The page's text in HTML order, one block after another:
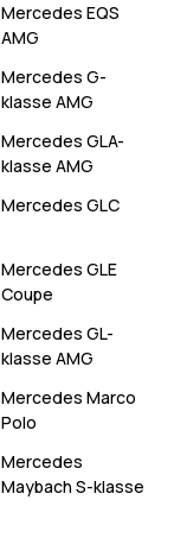
Mercedes EQS
AMG
Mercedes G-
klasse AMG
Mercedes GLA-
klasse AMG
Mercedes GLC
Mercedes GLE
Coupe
Mercedes GL-
klasse AMG
Mercedes Marco
Polo
Mercedes
Maybach S-klasse